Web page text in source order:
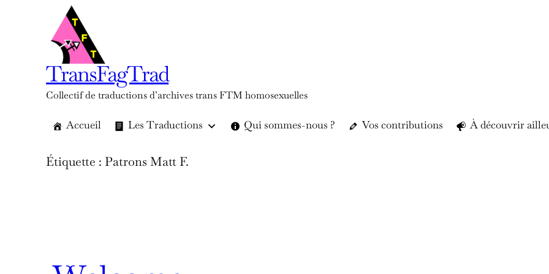
TransFagTrad
Collectif de traductions d’archives trans FTM homosexuelles
Accueil Les Traductions Qui sommes-nous ? Vos contributions À découvrir
Étiquette : Patrons Matt F.